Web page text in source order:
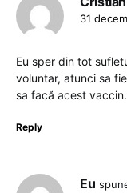
31
Eu sper din tot
voluntar, atunci sa
sa facă acest vaccin.
Reply
Eu